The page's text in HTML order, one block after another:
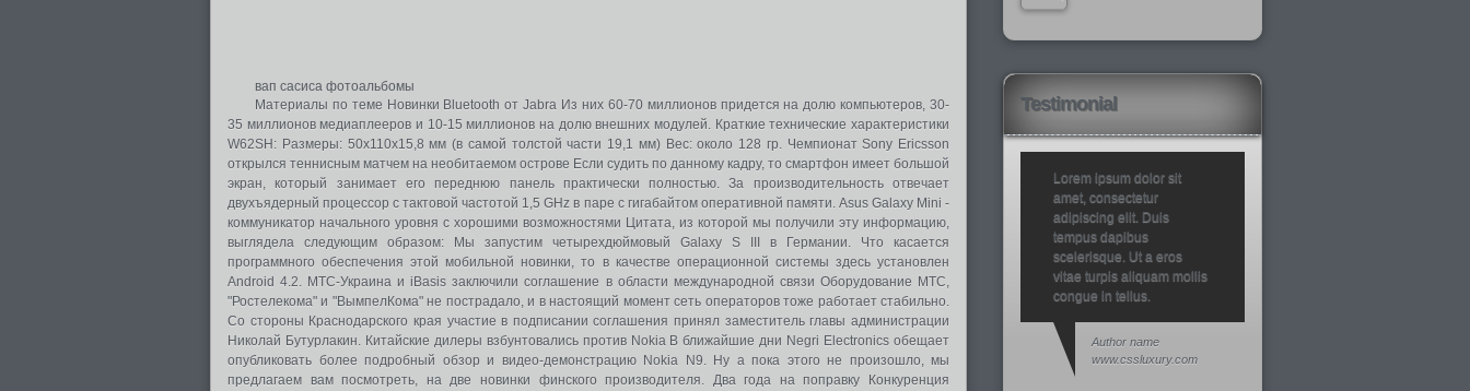
вап сасиса фотоальбомы
Материалы по теме Новинки Bluetooth от Jabra Из них 60-70 миллионов придется на долю компьютеров, 30-
35 миллионов медиаплееров и 10-15 миллионов на долю внешних модулей. Краткие технические характеристики
W62SH: Размеры: 50х110х15,8 мм (в самой толстой части 19,1 мм) Вес: около 128 гр. Чемпионат Sony Ericsson
открылся теннисным матчем на необитаемом острове Если судить по данному кадру, то смартфон имеет большой
экран, который занимает его переднюю панель практически полностью. За производительность отвечает
двухъядерный процессор с тактовой частотой 1,5 GHz в паре с гигабайтом оперативной памяти. Asus Galaxy Mini -
коммуникатор начального уровня с хорошими возможностями Цитата, из которой мы получили эту информацию,
выглядела следующим образом: Мы запустим четырехдюймовый Galaxy S III в Германии. Что касается
программного обеспечения этой мобильной новинки, то в качестве операционной системы здесь установлен
Android 4.2. МТС-Украина и iBasis заключили соглашение в области международной связи Оборудование МТС,
"Ростелекома" и "ВымпелКома" не пострадало, и в настоящий момент сеть операторов тоже работает стабильно.
Со стороны Краснодарского края участие в подписании соглашения принял заместитель главы администрации
Николай Бутурлакин. Китайские дилеры взбунтовались против Nokia В ближайшие дни Negri Electronics обещает
опубликовать более подробный обзор и видео-демонстрацию Nokia N9. Ну а пока этого не произошло, мы
предлагаем вам посмотреть, на две новинки финского производителя. Два года на поправку Конкуренция
Testimonial
Lorem ipsum dolor sit
amet, consectetur
adipiscing elit. Duis
tempus dapibus
scelerisque. Ut a eros
vitae turpis aliquam mollis
congue in tellus.
Author name
www.cssluxury.com